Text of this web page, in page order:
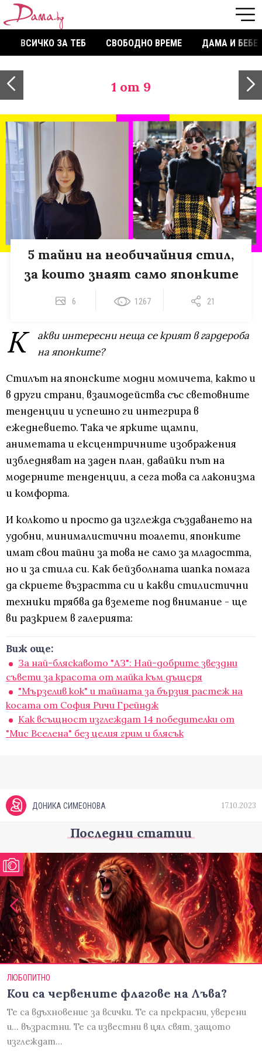
ВСИЧКО ЗА ТЕБ СВОБОДНО ВРЕМЕ ДАМА И БЕБЕ
1 от 9
5 тайни на необичайния стил,
за които знаят само японките
6 1267 21
К
акви интересни неща се крият в гардероба
на японките?
Стилът на японските модни момичета, както и
в други страни, взаимодейства със световните
тенденции и успешно ги интегрира в
ежедневието. Така че ярките щампи,
аниметата и ексцентричните изображения
избледняват на заден план, давайки път на
модерните тенденции, а сега това са лаконизма
и комфорта.
И колкото и просто да изглежда създаването на
удобни, минималистични тоалети, японките
имат свои тайни за това не само за младостта,
но и за стила си. Как бейзболната шапка помага
да скриете възрастта си и какви стилистични
техники трябва да вземете под внимание - ще
ви разкрием в галерията:
Виж още:
За най-бляскавото "АЗ": Най-добрите звездни
съвети за красота от майка към дъщеря
"Мързелив кок" и тайната за бързия растеж на
косата от София Ричи Грейндж
Как всъщност изглеждат 14 победителки от
"Мис Вселена" без целия грим и блясък
ДОНИКА СИМЕОНОВА 17.10.2023
Последни статии
ЛЮБОПИТНО
Кои са червените флагове на Лъва?
Те са вдъхновение за всички. Те са прекрасни, уверени
и... възрастни. Те са известни в цял свят, защото
изглеждат…